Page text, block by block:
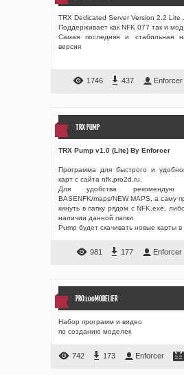
TRX Dedicated Server Version 2.2 Lite
Поддерживает как NFK 077 так и
Самая последняя и стабильная
версия
1746 437 Enforcer
TRX PUMP
TRX Pump v1.0 (Lite) By Enforcer
Программа для быстрого и
карт с сайта nfk.pro2d.ru.
Для удобства рекомендую
BASENFK/maps/NEW MAPS, а саму
кинуть в папку рядом с NFK.exe,
наличии данной папки
Pump будет скачивать новые карты в
981 177 Enforcer
PRO100MODELIER
Набор программ и видео
по созданию моделек
742 173 Enforcer